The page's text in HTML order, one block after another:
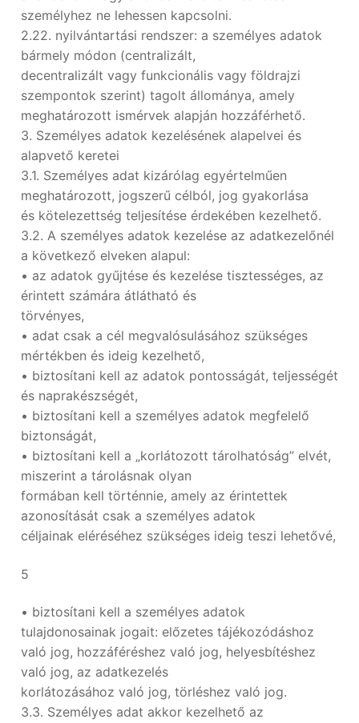
személyhez ne lehessen kapcsolni.
2.22. nyilvántartási rendszer: a személyes adatok
bármely módon (centralizált,
decentralizált vagy funkcionális vagy földrajzi
szempontok szerint) tagolt állománya, amely
meghatározott ismérvek alapján hozzáférhető.
3. Személyes adatok kezelésének alapelvei és
alapvető keretei
3.1. Személyes adat kizárólag egyértelműen
meghatározott, jogszerű célból, jog gyakorlása
és kötelezettség teljesítése érdekében kezelhető.
3.2. A személyes adatok kezelése az adatkezelőnél
a következő elveken alapul:
• az adatok gyűjtése és kezelése tisztességes, az
érintett számára átlátható és
törvényes,
• adat csak a cél megvalósulásához szükséges
mértékben és ideig kezelhető,
• biztosítani kell az adatok pontosságát, teljességét
és naprakészségét,
• biztosítani kell a személyes adatok megfelelő
biztonságát,
• biztosítani kell a „korlátozott tárolhatóság” elvét,
miszerint a tárolásnak olyan
formában kell történnie, amely az érintettek
azonosítását csak a személyes adatok
céljainak eléréséhez szükséges ideig teszi lehetővé,
5
• biztosítani kell a személyes adatok
tulajdonosainak jogait: előzetes tájékozódáshoz
való jog, hozzáféréshez való jog, helyesbítéshez
való jog, az adatkezelés
korlátozásához való jog, törléshez való jog.
3.3. Személyes adat akkor kezelhető az